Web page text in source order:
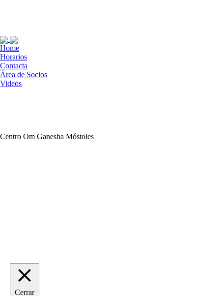
Home
Horarios
Contacta
Área de Socios
Videos
Centro Om Ganesha Móstoles
Cerrar